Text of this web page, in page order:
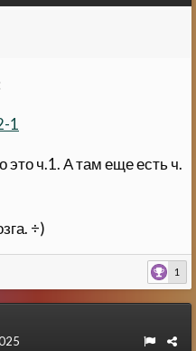
1
это ч.1. А там еще есть ч.
÷)
1